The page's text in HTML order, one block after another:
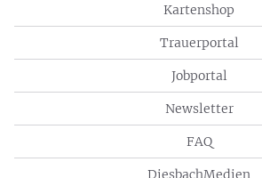
Kartenshop
Trauerportal
Jobportal
Newsletter
FAQ
DiesbachMedien